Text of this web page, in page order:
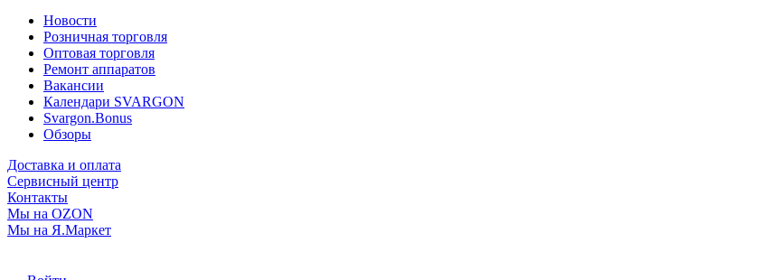
Новости
Розничная торговля
Оптовая торговля
Ремонт аппаратов
Вакансии
Календари SVARGON
Svargon.Bonus
Обзоры
Доставка и оплата
Сервисный центр
Контакты
Мы на OZON
Мы на Я.Маркет